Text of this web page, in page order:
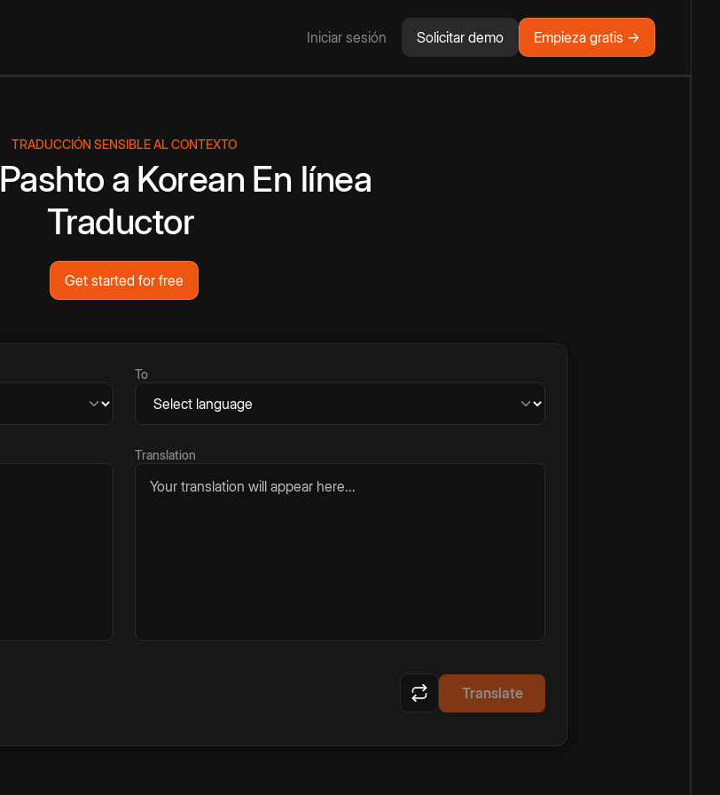
Iniciar sesión Solicitar demo Empieza gratis →
TRADUCCIÓN SENSIBLE AL CONTEXTO
Pashto a Korean En línea
Traductor
Get started for free
To
Translation
Your translation will appear here...
Translate